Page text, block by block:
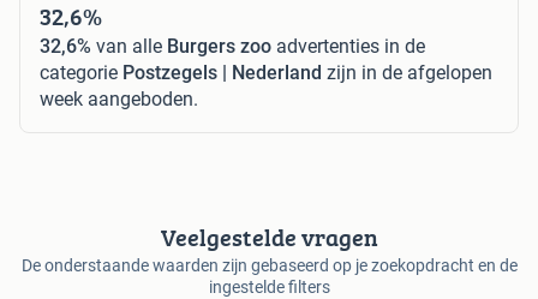
32,6%
32,6% van alle Burgers zoo advertenties in de
categorie Postzegels | Nederland zijn in de afgelopen
week aangeboden.
Veelgestelde vragen
De onderstaande waarden zijn gebaseerd op je zoekopdracht en de
ingestelde filters